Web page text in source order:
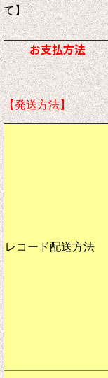
て】
お支払方法
【発送方法】
レコード配送方法